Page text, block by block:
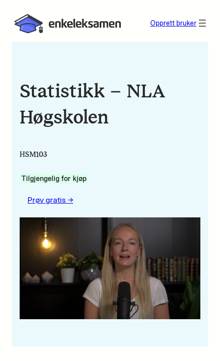
Opprett bruker
Statistikk – NLA
Høgskolen
HSM103
Tilgjengelig for kjøp
Prøv gratis ->